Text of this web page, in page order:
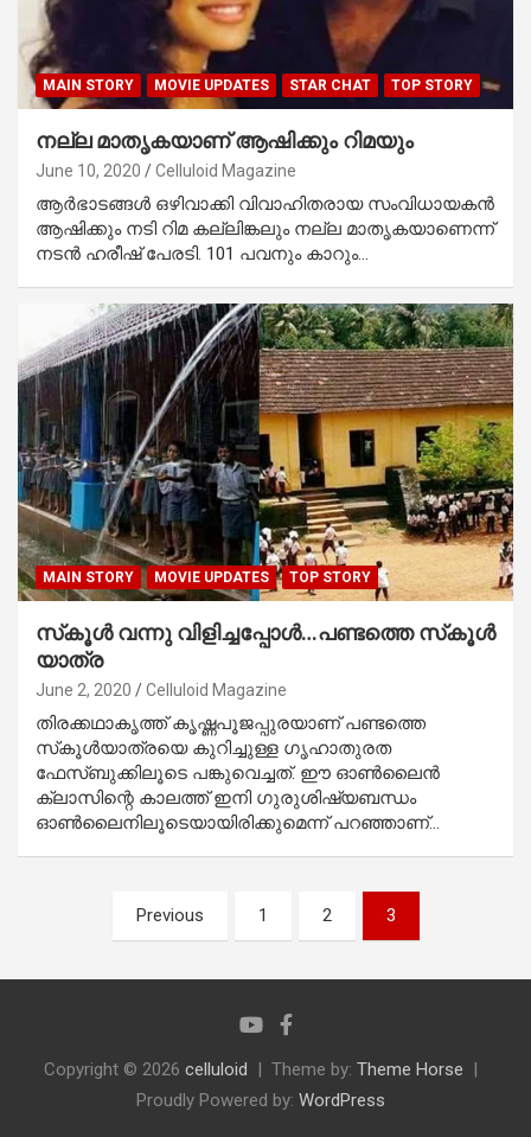
MAIN STORY MOVIE UPDATES STAR CHAT TOP STORY
നല്ല മാതൃകയാണ് ആഷിക്കും റിമയും
June 10, 2020 Celluloid Magazine
ആര്‍ഭാടങ്ങള്‍ ഒഴിവാക്കി വിവാഹിതരായ സംവിധായകന്‍
ആഷിക്കും നടി റിമ കല്ലിങ്കലും നല്ല മാതൃകയാണെന്ന്
നടന്‍ ഹരീഷ് പേരടി. 101 പവനും കാറും…
MAIN STORY MOVIE UPDATES TOP STORY
സ്‌കൂള്‍ വന്നു വിളിച്ചപ്പോള്‍…പണ്ടത്തെ സ്‌കൂള്‍
യാത്ര
June 2, 2020 Celluloid Magazine
തിരക്കഥാകൃത്ത് കൃഷ്ണപൂജപ്പുരയാണ് പണ്ടത്തെ
സ്‌കൂള്‍യാത്രയെ കുറിച്ചുള്ള ഗൃഹാതുരത
ഫേസ്ബുക്കിലൂടെ പങ്കുവെച്ചത്. ഈ ഓണ്‍ലൈന്‍
ക്ലാസിന്റെ കാലത്ത് ഇനി ഗുരുശിഷ്യബന്ധം
ഓണ്‍ലൈനിലൂടെയായിരിക്കുമെന്ന് പറഞ്ഞാണ്…
pagination
Previous 1 2 3
Copyright © 2026 celluloid Theme by: Theme Horse
Proudly Powered by: WordPress